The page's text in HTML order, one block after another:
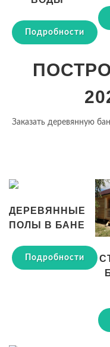
Подробности
Заказать деревянную
ДЕРЕВЯННЫЕ
ПОЛЫ В БАНЕ
Подробности